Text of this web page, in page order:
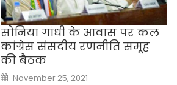
सोनिया गांधी के आवास पर कल
कांग्रेस संसदीय रणनीति समूह
की बैठक
Posted
November 25, 2021